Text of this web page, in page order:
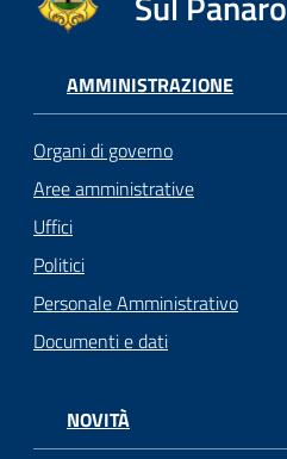
AMMINISTRAZIONE
Organi di governo
Aree amministrative
Uffici
Politici
Personale Amministrativo
Documenti e dati
NOVITÀ